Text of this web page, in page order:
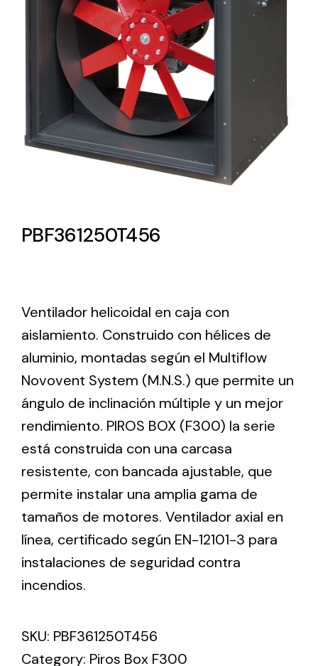
Lighting and Electrical
Equipment
Complete solutions in lighting and electrical
material for each project and need
Amplia gama de ventiladores y equipos de
Ventilation
The incorporation of Novovent into the group
meant a greater offer of ventilation products for
different uses
Iluminación Solar
Variedad de soluciones solares para todo tipo
de necesidades.
PBF361250T456
Ventilador helicoidal en caja con
aislamiento. Construido con hélices de
aluminio, montadas según el Multiflow
Novovent System (M.N.S.) que permite un
ángulo de inclinación múltiple y un mejor
rendimiento. PIROS BOX (F300) la serie
está construida con una carcasa
resistente, con bancada ajustable, que
permite instalar una amplia gama de
tamaños de motores. Ventilador axial en
línea, certificado según EN-12101-3 para
instalaciones de seguridad contra
incendios.
SKU: PBF361250T456
Category: Piros Box F300